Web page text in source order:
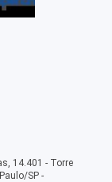
14.401 - Torre
SP -